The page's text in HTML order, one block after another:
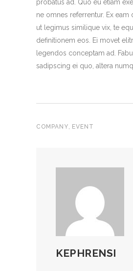
probatus ad. Quo eu etiam
ne omnes referrentur. Ex eam
ut legimus similique vix, te
definitionem eos. Ei movet
legendos conceptam ad.
sadipscing ei quo, altera
COMPANY EVENT
KEPHRENSI